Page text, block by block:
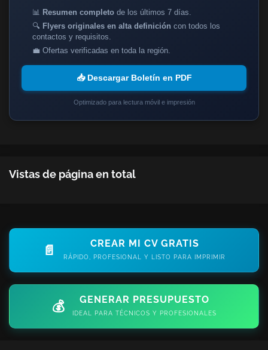
📊 Resumen completo de los últimos 7 días.
🔍 Flyers originales en alta definición con todos los
contactos y requisitos.
💼 Ofertas verificadas en toda la región.
📥 Descargar Boletín en PDF
Optimizado para lectura móvil e impresión
Vistas de página en total
📄 CREAR MI CV GRATIS
RÁPIDO, PROFESIONAL Y LISTO PARA IMPRIMIR
💰 GENERAR PRESUPUESTO
IDEAL PARA TÉCNICOS Y PROFESIONALES